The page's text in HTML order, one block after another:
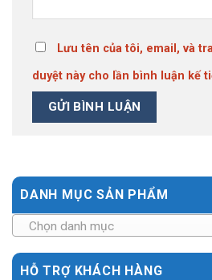
Lưu tên của tôi, email, và
duyệt này cho lần bình luận kế
DANH MỤC SẢN PHẨM
Chọn danh mục
HỖ TRỢ KHÁCH HÀNG